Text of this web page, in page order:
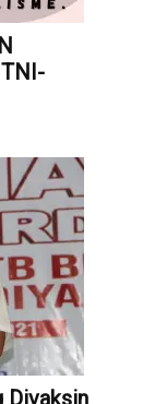
Divaksin